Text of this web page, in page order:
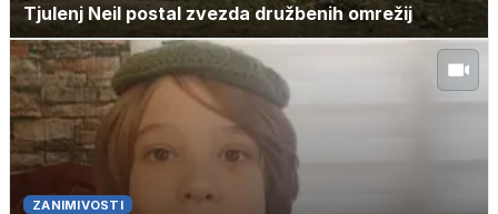
Tjulenj Neil postal zvezda družbenih omrežij
ZANIMIVOSTI